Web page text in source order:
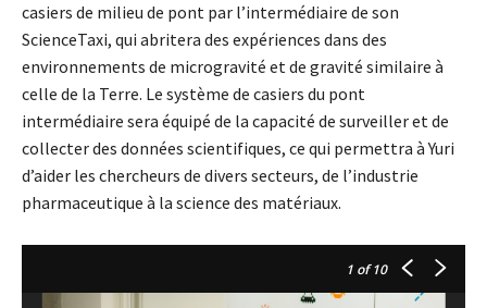
casiers de milieu de pont par l’intermédiaire de son
ScienceTaxi, qui abritera des expériences dans des
environnements de microgravité et de gravité similaire à
celle de la Terre. Le système de casiers du pont
intermédiaire sera équipé de la capacité de surveiller et de
collecter des données scientifiques, ce qui permettra à Yuri
d’aider les chercheurs de divers secteurs, de l’industrie
pharmaceutique à la science des matériaux.
1 of 10